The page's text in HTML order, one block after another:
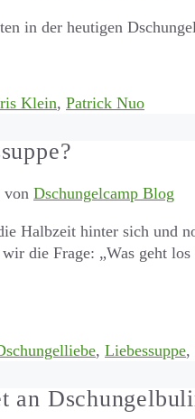
in der heutigen
Klein, Patrick Nuo
von Dschungelcamp Blog
Halbzeit hinter sich und
die Frage: „Was geht
, Liebessuppe,
an